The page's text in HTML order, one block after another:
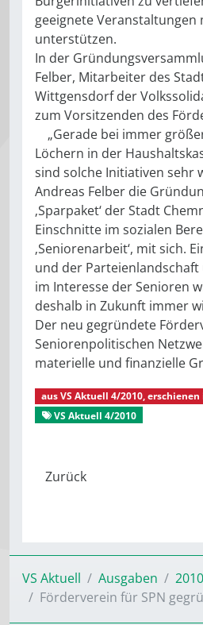
geeignete Veranstaltungen
unterstützen.
In der
Felber, Mitarbeiter des
Wittgensdorf der
zum Vorsitzenden des
„Gerade bei immer
Löchern in der
sind solche Initiativen sehr
Andreas Felber die
‚Sparpaket‘ der Stadt
Einschnitte im sozialen
‚Seniorenarbeit‘, mit sich.
und der
im Interesse der Senioren
deshalb in Zukunft immer
Der neu gegründete
Seniorenpolitischen
materielle und finanzielle
ausVS Aktuell 4/2010, erschienen
VS Aktuell 4/2010
VS Aktuell Ausgaben 2010
Förderverein für SPN